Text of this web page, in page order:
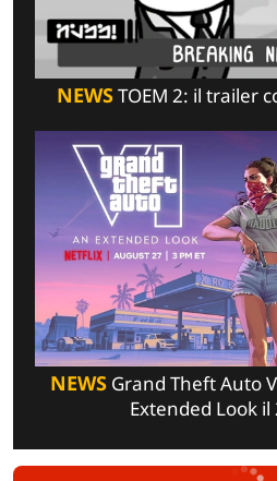
NEWSTOEM 2: il trailer
NEWS Grand Theft Auto
Extended Look